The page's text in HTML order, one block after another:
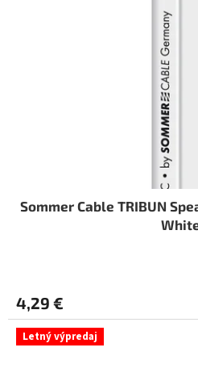
Sommer Cable TRIBUN
4,29 €
Letný výpredaj